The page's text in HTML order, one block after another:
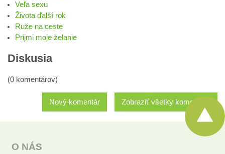
Veľa sexu
Života ďalší rok
Ruže na ceste
Prijmi moje želanie
Diskusia
(0 komentárov)
Zobraziť všetky komentáre
Nový komentár
O NÁS